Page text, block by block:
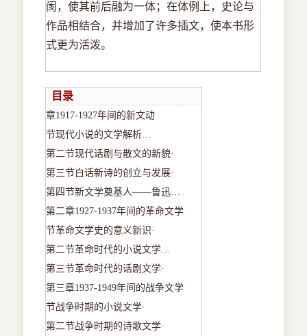
阂，使其前后融为一体；在体例上，史论与
作品相结合，并增加了许多插文，使本书形
式更为活泼。
目录
章1917-1927年间的新文动
节现代小说的文学解析…
第二节现代话剧与散文的新貌·
第三节白话新诗的创立与发展·
第四节新文学奠基人——鲁迅…
第二章1927-1937年间的革命文学
节革命文学史的意义新识·
第二节革命时代的小说文学…
第三节革命时代的话剧文学·
第三章1937-1949年间的战争文学
节战争时期的小说文学·
第二节战争时期的诗歌文学·